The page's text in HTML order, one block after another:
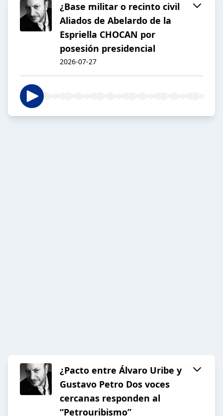
¿Base militar o recinto civil
Aliados de Abelardo de la
Espriella CHOCAN por
posesión presidencial
2026-07-27
¿Pacto entre Álvaro Uribe y
Gustavo Petro Dos voces
cercanas responden al
“Petrouribismo”